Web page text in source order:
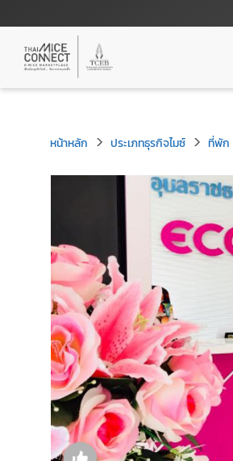
หน้าหลัก ประเภทธุรกิจไมซ์ ที่พัก